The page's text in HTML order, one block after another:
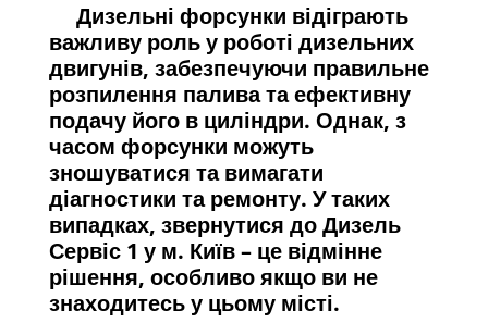
Дизельні форсунки відіграють
важливу роль у роботі дизельних
двигунів, забезпечуючи правильне
розпилення палива та ефективну
подачу його в циліндри. Однак, з
часом форсунки можуть
зношуватися та вимагати
діагностики та ремонту. У таких
випадках, звернутися до Дизель
Сервіс 1 у м. Київ – це відмінне
рішення, особливо якщо ви не
знаходитесь у цьому місті.